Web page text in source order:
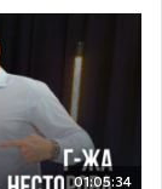
01:05:34